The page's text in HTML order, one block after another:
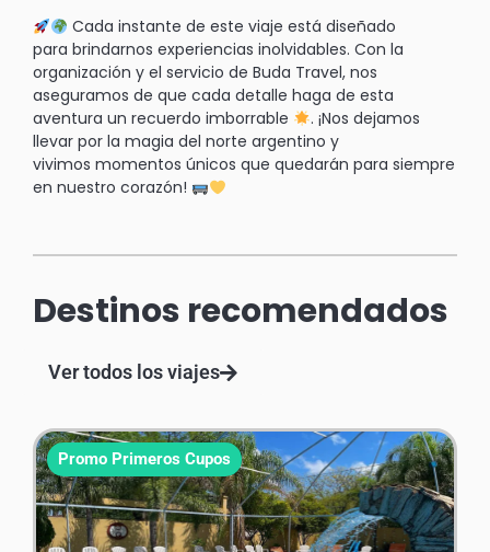
Cada instante de este viaje está diseñado
para brindarnos experiencias inolvidables. Con la
organización y el servicio de Buda Travel, nos
aseguramos de que cada detalle haga de esta
aventura un recuerdo imborrable
. ¡Nos dejamos
llevar por la magia del norte argentino y
vivimos momentos únicos que quedarán para siempre
en nuestro corazón!
Destinos recomendados
Ver todos los viajes
Promo Primeros Cupos